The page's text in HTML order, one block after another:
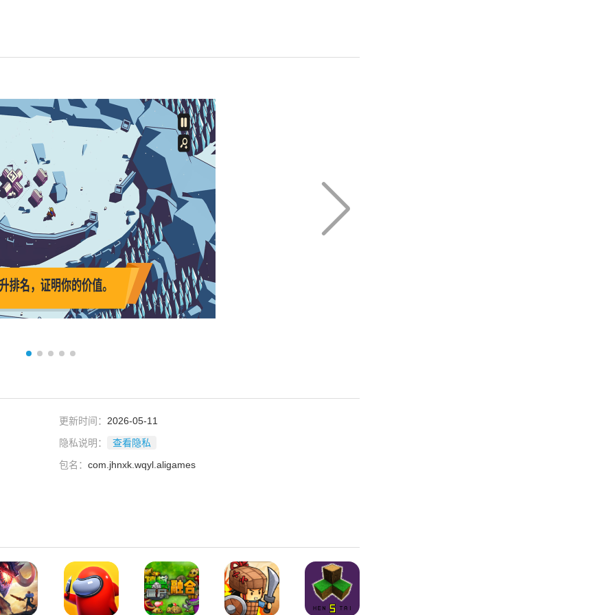
更新时间： 2026-05-11
隐私说明：
查看隐私
包名： com.jhnxk.wqyl.aligames